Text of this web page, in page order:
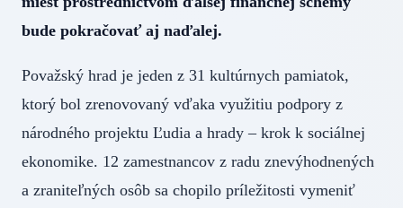
bude pokračovať aj naďalej.
Považský hrad je jeden z 31 kultúrnych pamiatok,
ktorý bol zrenovovaný vďaka využitiu podpory z
národného projektu Ľudia a hrady – krok k sociálnej
ekonomike. 12 zamestnancov z radu znevýhodnených
a zraniteľných osôb sa chopilo príležitosti vymeniť